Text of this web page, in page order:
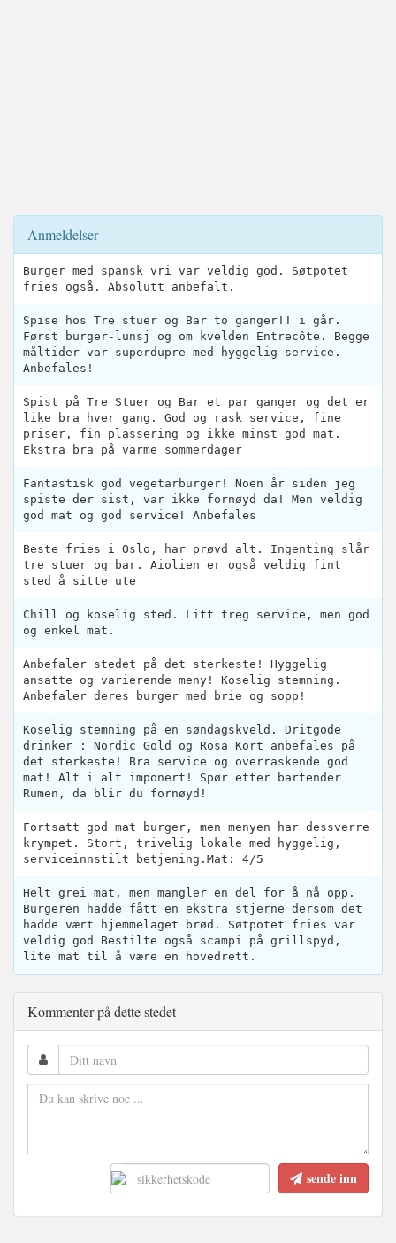
Anmeldelser
Burger med spansk vri var veldig god. Søtpotet
fries også. Absolutt anbefalt.
Spise hos Tre stuer og Bar to ganger!! i går.
Først burger-lunsj og om kvelden Entrecôte. Begge
måltider var superdupre med hyggelig service.
Anbefales!
Spist på Tre Stuer og Bar et par ganger og det er
like bra hver gang. God og rask service, fine
priser, fin plassering og ikke minst god mat.
Ekstra bra på varme sommerdager
Fantastisk god vegetarburger! Noen år siden jeg
spiste der sist, var ikke fornøyd da! Men veldig
god mat og god service! Anbefales
Beste fries i Oslo, har prøvd alt. Ingenting slår
tre stuer og bar. Aiolien er også veldig fint
sted å sitte ute
Chill og koselig sted. Litt treg service, men god
og enkel mat.
Anbefaler stedet på det sterkeste! Hyggelig
ansatte og varierende meny! Koselig stemning.
Anbefaler deres burger med brie og sopp!
Koselig stemning på en søndagskveld. Dritgode
drinker : Nordic Gold og Rosa Kort anbefales på
det sterkeste! Bra service og overraskende god
mat! Alt i alt imponert! Spør etter bartender
Rumen, da blir du fornøyd!
Fortsatt god mat burger, men menyen har dessverre
krympet. Stort, trivelig lokale med hyggelig,
serviceinnstilt betjening.Mat: 4/5
Helt grei mat, men mangler en del for å nå opp.
Burgeren hadde fått en ekstra stjerne dersom det
hadde vært hjemmelaget brød. Søtpotet fries var
veldig god Bestilte også scampi på grillspyd,
lite mat til å være en hovedrett.
Kommenter på dette stedet
sende inn